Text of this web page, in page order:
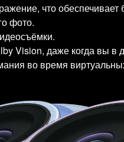
что обеспечивает
фото.
Vision, даже когда вы в
во время